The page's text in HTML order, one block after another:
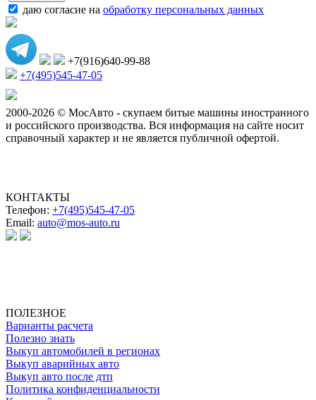
даю согласие на обработку персональных данных
+7(916)640-99-88
+7(495)545-47-05
2000-2026 © МосАвто - скупаем битые машины иностранного
и российского производства. Вся информация на сайте носит
справочный характер и не является публичной офертой.
КОНТАКТЫ
Телефон: +7(495)545-47-05
Email: auto@mos-auto.ru
ПОЛЕЗНОЕ
Варианты расчета
Полезно знать
Выкуп автомобилей в регионах
Выкуп аварийных авто
Выкуп авто после дтп
Политика конфиденциальности